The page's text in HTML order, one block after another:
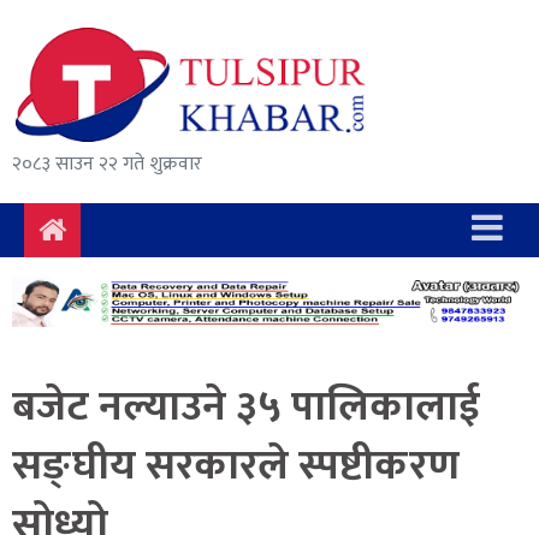
२०८३ साउन २२ गते शुक्रवार
समाचार
राजनीति
सुरक्षा/
अपराध
दुर्घटना
विचार
अर्थ
संवाद
बजेट नल्याउने ३५ पालिकालाई
सङ्घीय सरकारले स्पष्टीकरण